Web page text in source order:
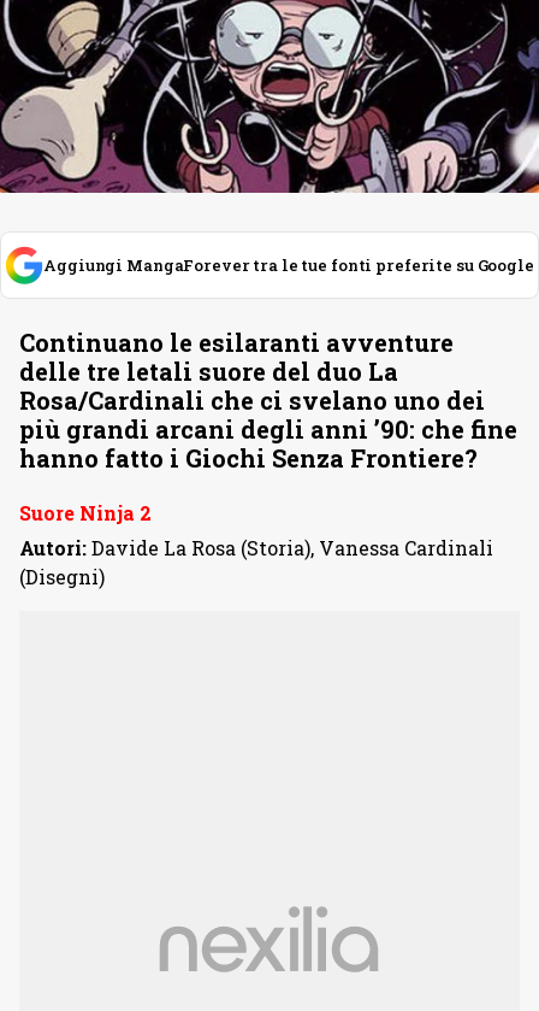
Aggiungi MangaForever tra le tue fonti preferite su Google
Continuano le esilaranti avventure
delle tre letali suore del duo La
Rosa/Cardinali che ci svelano uno dei
più grandi arcani degli anni ’90: che fine
hanno fatto i Giochi Senza Frontiere?
Suore Ninja 2
Autori:Davide La Rosa (Storia), Vanessa Cardinali
(Disegni)